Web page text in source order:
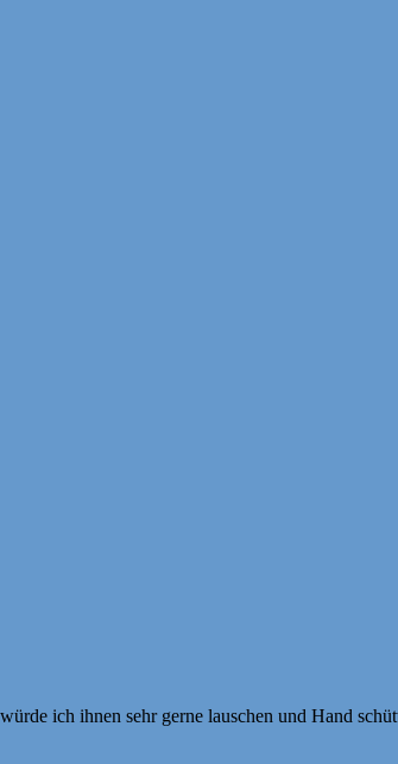
ich ihnen sehr gerne lauschen und Hand